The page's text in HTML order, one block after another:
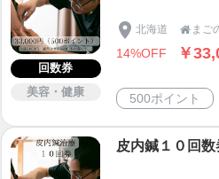
開業３年目、朝から遅くま
もできませんでした。
来て頂いた方に喜んで頂く
いけない・・・」
今よりもしっかり勉強をし
と言って頂ける様に恩返し
自由診療を開始しして行きま
ストレスで大食いでまた体
回数券
美容・健康
北海道  まご
14%OFF ￥
500ポイント
皮内鍼１０回数